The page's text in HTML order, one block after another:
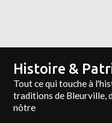
Histoire &
Tout ce qui touche à
traditions de Bleurville,
nôtre